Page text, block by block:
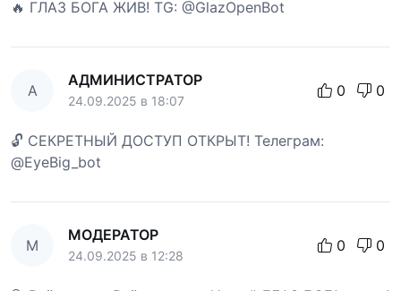
🔥 ГЛАЗ БОГА ЖИВ! TG: @GlazOpenBot
А
АДМИНИСТРАТОР
24.09.2025 в 18:07
0 0
🔓 СЕКРЕТНЫЙ ДОСТУП ОТКРЫТ! Телеграм:
@EyeBig_bot
М
МОДЕРАТОР
24.09.2025 в 12:28
0 0